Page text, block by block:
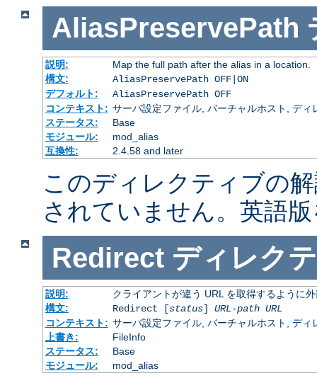
AliasPreservePath
説明:
Map the full path after the alias in a location.
構文:
AliasPreservePath OFF|ON
デフォルト:
AliasPreservePath OFF
コンテキスト: サーバ設定ファイル, バーチャルホスト, ディ
ステータス:
Base
モジュール:
mod_alias
互換性:
2.4.58 and later
このディレクティブの
されていません。英語
Redirect ディレク
説明:
クライアントが違う URL を取得するように
構文:
Redirect [status] URL-path URL
コンテキスト: サーバ設定ファイル, バーチャルホスト, ディ
上書き:
FileInfo
ステータス:
Base
モジュール:
mod_alias